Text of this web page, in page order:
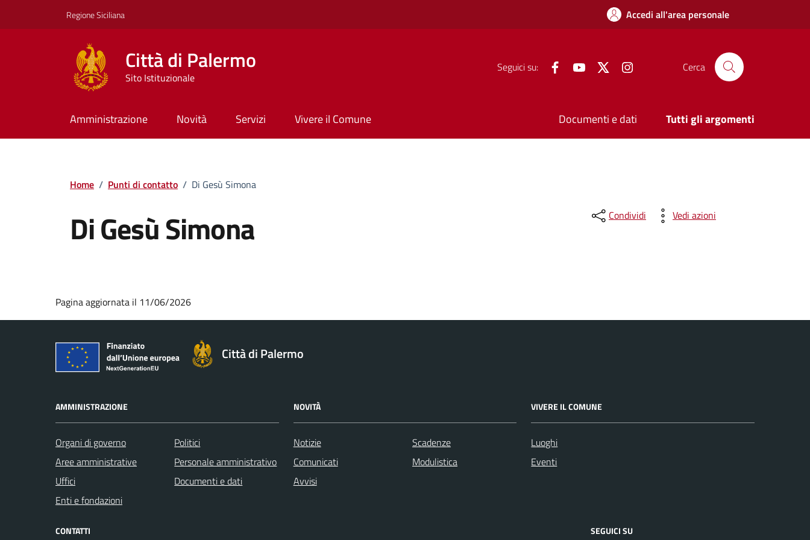
Regione Siciliana Accedi all'area personale
Città di Palermo
Sito Istituzionale
Seguici su: FacebookYouTube Twitter Cerca
Amministrazione Novità Servizi Vivere il Comune Documenti e dati Tutti gli argomenti
Home / Punti di contatto / Di Gesù Simona
Di Gesù Simona Condividi Vedi azioni
Pagina aggiornata il 11/06/2026
Città di Palermo
AMMINISTRAZIONE
Organi di governo
Aree amministrative
Uffici
Enti e fondazioni
Politici
Personale amministrativo
Documenti e dati
NOVITÀ
Notizie
Comunicati
Avvisi
Scadenze
Modulistica
VIVERE IL COMUNE
Luoghi
Eventi
CONTATTI SEGUICI SU